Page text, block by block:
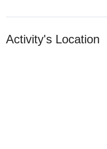
Activity's Location